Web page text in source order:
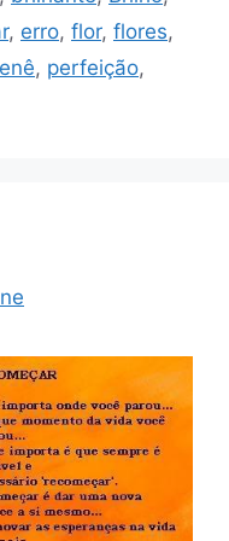
, erro, flor, flores,
, perfeição,